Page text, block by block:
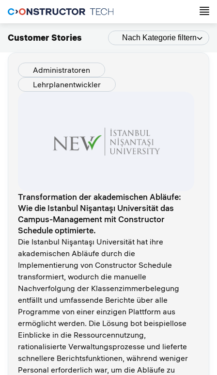
Customer Stories Nach Kategorie filtern
Administratoren
Lehrplanentwickler
Transformation der akademischen Abläufe:
Wie die Istanbul Nişantaşı Universität das
Campus-Management mit Constructor
Schedule optimierte.
Die Istanbul Nişantaşı Universität hat ihre
akademischen Abläufe durch die
Implementierung von Constructor Schedule
transformiert, wodurch die manuelle
Nachverfolgung der Klassenzimmerbelegung
entfällt und umfassende Berichte über alle
Programme von einer einzigen Plattform aus
ermöglicht werden. Die Lösung bot beispiellose
Einblicke in die Ressourcennutzung,
rationalisierte Verwaltungsprozesse und lieferte
schnellere Berichtsfunktionen, während weniger
Personal erforderlich war, um die Abläufe zu